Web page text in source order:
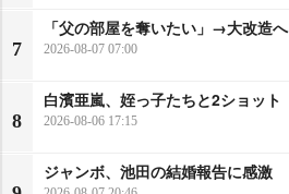
7
「父の部屋を奪いたい」→大改造へ
2026-08-07 07:00
8
白濱亜嵐、姪っ子たちと2ショット
2026-08-06 17:15
ジャンボ、池田の結婚報告に感激